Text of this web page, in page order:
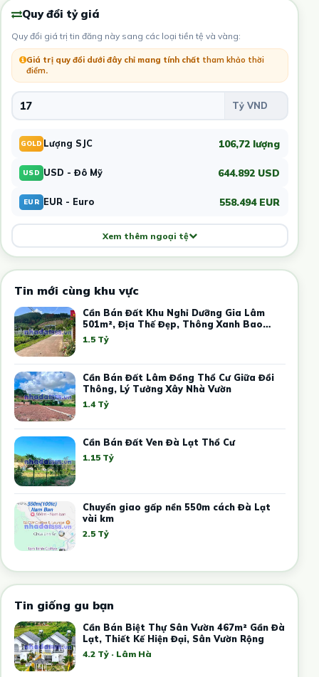
Quy đổi tỷ giá
Quy đổi giá trị tin đăng này sang các loại tiền tệ và vàng:
Giá trị quy đổi dưới đây chỉ mang tính chất tham khảo thời
điểm.
GOLD Lượng SJC 106,72 lượng
USD USD - Đô Mỹ 644.892 USD
EUR EUR - Euro 558.494 EUR
Xem thêm ngoại tệ
Tin mới cùng khu vực
Cần Bán Đất Khu Nghỉ Dưỡng Gia Lâm
501m², Địa Thế Đẹp, Thông Xanh Bao
Quanh
1.5 Tỷ
Cần Bán Đất Lâm Đồng Thổ Cư Giữa Đồi
Thông, Lý Tưởng Xây Nhà Vườn
1.4 Tỷ
Cần Bán Đất Ven Đà Lạt Thổ Cư
1.15 Tỷ
Chuyển giao gấp nền 550m cách Đà Lạt
vài km
2.5 Tỷ
Tin giống gu bạn
Cần Bán Biệt Thự Sân Vườn 467m² Gần Đà
Lạt, Thiết Kế Hiện Đại, Sân Vườn Rộng
4.2 Tỷ · Lâm Hà